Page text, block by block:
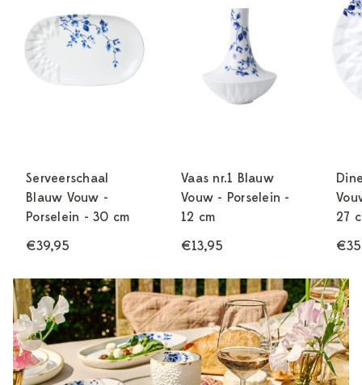
Serveerschaal
Blauw Vouw -
Porselein - 30 cm
€39,95
Vaas nr.1 Blauw
Vouw - Porselein -
12 cm
€13,95
27